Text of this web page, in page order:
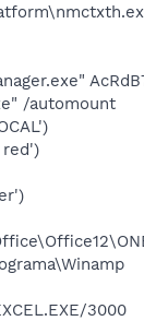
/automount
red')
3000